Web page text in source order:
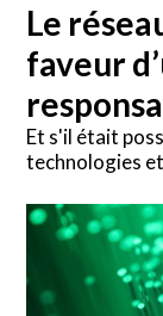
Le
faveur
Et s'il était
technologies